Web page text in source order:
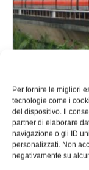
Per fornire le migliori
tecnologie come i
del dispositivo. Il
partner di elaborare
navigazione o gli ID
personalizzati. Non
negativamente su
A
metrò
Il Mass Rapid
rapido che
sistema
23/12/2015